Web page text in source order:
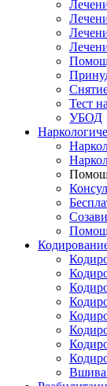
Тест
УБОД